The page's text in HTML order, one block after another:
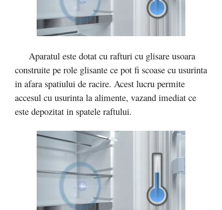
Aparatul este dotat cu rafturi cu glisare usoara
construite pe role glisante ce pot fi scoase cu usurinta
in afara spatiului de racire. Acest lucru permite
accesul cu usurinta la alimente, vazand imediat ce
este depozitat in spatele raftului.